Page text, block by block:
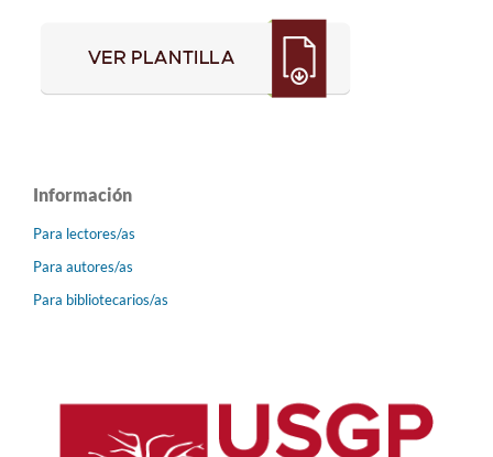
Información
Para lectores/as
Para autores/as
Para bibliotecarios/as